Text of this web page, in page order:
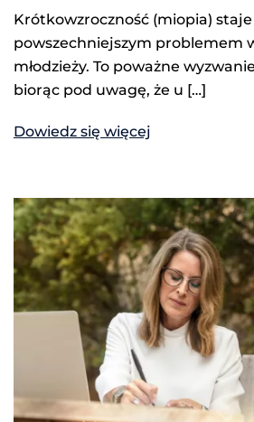
Krótkowzroczność (miopia) staje
powszechniejszym problemem
młodzieży. To poważne
biorąc pod uwagę, że u […]
Dowiedz się więcej